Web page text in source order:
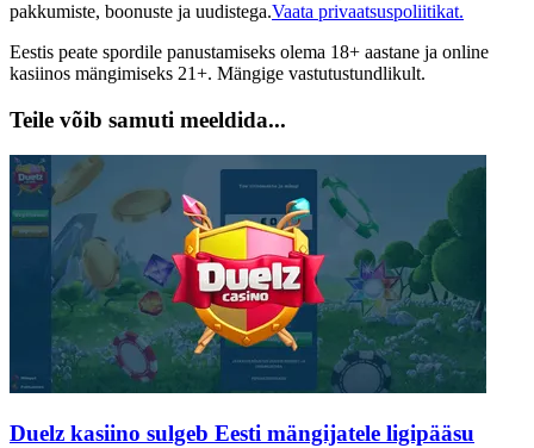
pakkumiste, boonuste ja uudistega.Vaata privaatsuspoliitikat.
Eestis peate spordile panustamiseks olema 18+ aastane ja online
kasiinos mängimiseks 21+. Mängige vastutustundlikult.
Teile võib samuti meeldida...
Duelz kasiino sulgeb Eesti mängijatele ligipääsu